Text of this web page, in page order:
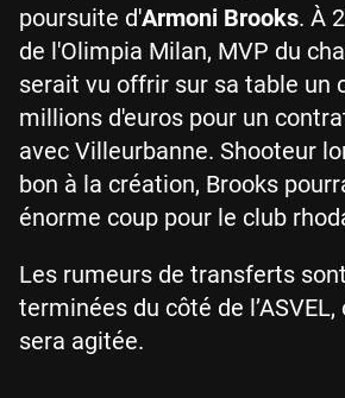
poursuite d'Armoni Brooks. À
de l'Olimpia Milan, MVP du
serait vu offrir sur sa table un
millions d'euros pour un
avec Villeurbanne. Shooteur
bon à la création, Brooks
énorme coup pour le club
Les rumeurs de transferts
terminées du côté de l’ASVEL,
sera agitée.